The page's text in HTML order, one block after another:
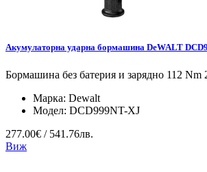
Акумулаторна ударна бормашина DeWALT
Бормашина без батерия и зарядно 112 Nm
Марка: Dewalt
Модел: DCD999NT-XJ
277.00€ / 541.76лв.
Виж